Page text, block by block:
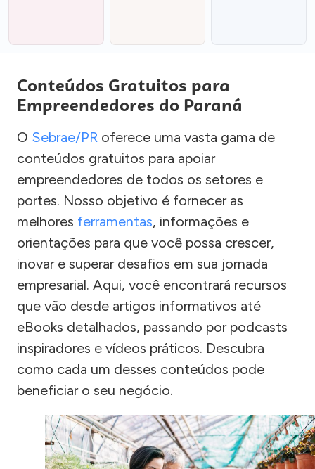
Conteúdos Gratuitos para
Empreendedores do Paraná
O Sebrae/PR oferece uma vasta gama de
conteúdos gratuitos para apoiar
empreendedores de todos os setores e
portes. Nosso objetivo é fornecer as
melhores ferramentas, informações e
orientações para que você possa crescer,
inovar e superar desafios em sua jornada
empresarial. Aqui, você encontrará recursos
que vão desde artigos informativos até
eBooks detalhados, passando por podcasts
inspiradores e vídeos práticos. Descubra
como cada um desses conteúdos pode
beneficiar o seu negócio.